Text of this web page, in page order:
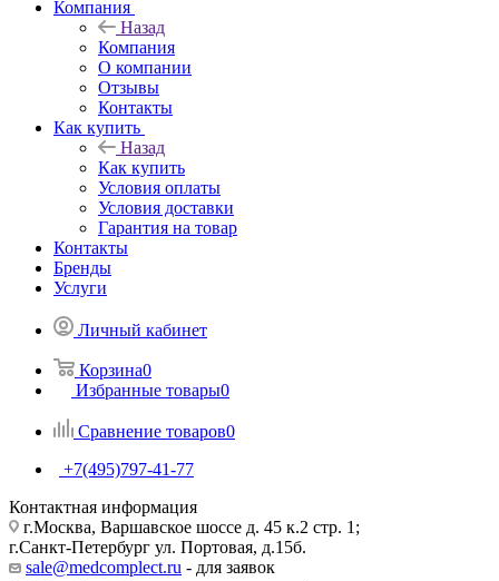
Компания
Назад
Компания
О компании
Отзывы
Контакты
Как купить
Назад
Как купить
Условия оплаты
Условия доставки
Гарантия на товар
Контакты
Бренды
Услуги
Личный кабинет
Корзина0
Избранные товары0
Сравнение товаров0
+7(495)797-41-77
Контактная информация
г.Москва, Варшавское шоссе д. 45 к.2 стр. 1;
г.Санкт-Петербург ул. Портовая, д.15б.
sale@medcomplect.ru - для заявок